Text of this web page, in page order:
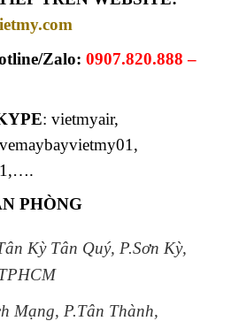
Zalo: 0907.820.888 –
: vietmyair,
PHÒNG
Kỳ Tân Quý, P.Sơn Kỳ,
Mạng, P.Tân Thành,